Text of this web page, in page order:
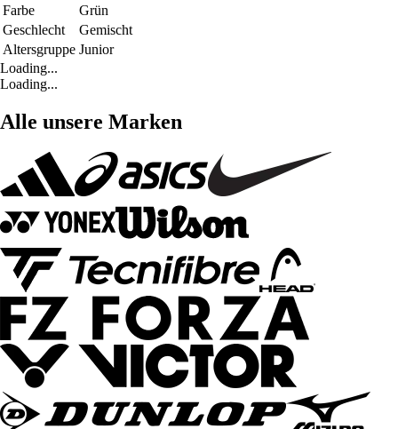
Farbe
Grün
Geschlecht
Gemischt
Altersgruppe Junior
Loading...
Loading...
Alle unsere Marken